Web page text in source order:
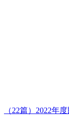
（22篇）2022年